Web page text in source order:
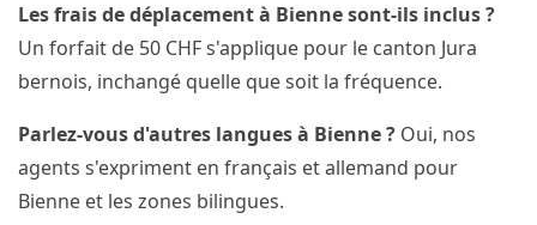
Les frais de déplacement à Bienne sont-ils inclus ?
Un forfait de 50 CHF s'applique pour le canton Jura
bernois, inchangé quelle que soit la fréquence.
Parlez-vous d'autres langues à Bienne ? Oui, nos
agents s'expriment en français et allemand pour
Bienne et les zones bilingues.